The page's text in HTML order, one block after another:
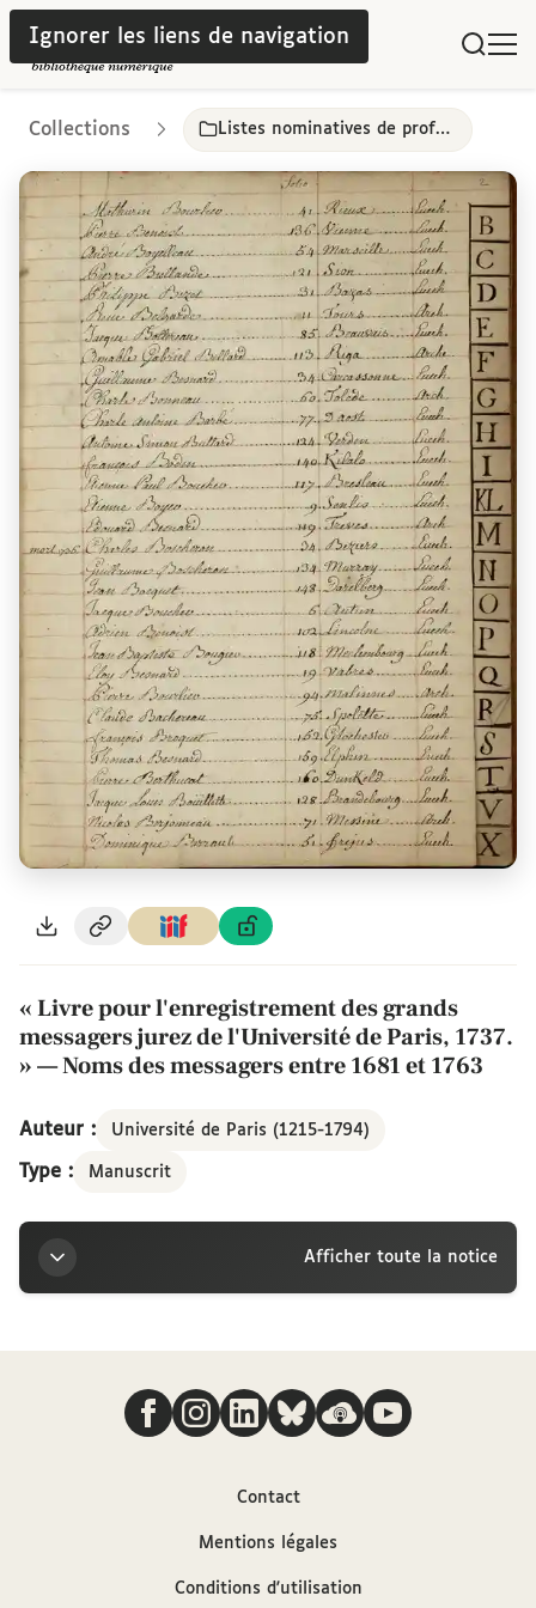
Ignorer les liens de navigation
Collections Listes nominatives de professeurs, de gradués et d’officiers de l’université de Paris, 16e-18e siècles
« Livre pour l'enregistrement des grands
messagers jurez de l'Université de Paris, 1737.
» — Noms des messagers entre 1681 et 1763
Auteur : Université de Paris (1215-1794)
Type : Manuscrit
Afficher toute la notice
Titre
« Livre pour l'enregistrement des grands messagers
jurez de l'Université de Paris, 1737. » — Noms des
Université de Paris (1215-1794)
Nous suivre
Contact
Mentions légales
Conditions d'utilisation